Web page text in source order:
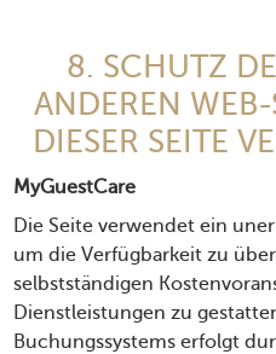
8. SCHUTZ
ANDEREN
DIESER SEITE
MyGuestCare
Die Seite verwendet ein
um die Verfügbarkeit zu
selbstständigen
Dienstleistungen zu
Buchungssystems erfolgt